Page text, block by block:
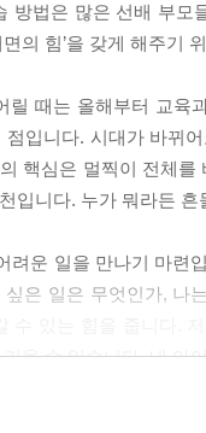
방법은 많은 선배 부모
의 힘’을 갖게 해주기
릴 때는 올해부터 교육
점입니다. 시대가 바뀌
핵심은 멀찍이 전체를
입니다. 누가 뭐라든
려운 일을 만나기 마련
은 일은 무엇인가, 나
울 수 있습니다. 내 아
선물입니다. ---p.64